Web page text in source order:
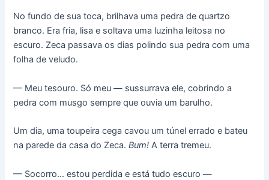
No fundo de sua toca, brilhava uma pedra de quartzo
branco. Era fria, lisa e soltava uma luzinha leitosa no
escuro. Zeca passava os dias polindo sua pedra com uma
folha de veludo.
— Meu tesouro. Só meu — sussurrava ele, cobrindo a
pedra com musgo sempre que ouvia um barulho.
Um dia, uma toupeira cega cavou um túnel errado e bateu
na parede da casa do Zeca.Bum! A terra tremeu.
— Socorro… estou perdida e está tudo escuro —